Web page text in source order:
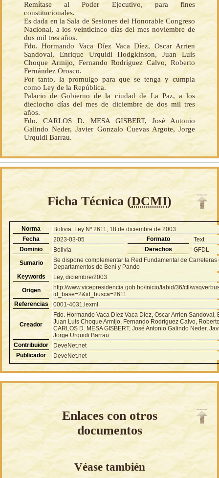
Remítase al Poder Ejecutivo, para fines
constitucionales.
Es dada en la Sala de Sesiones del Honorable Congreso
Nacional, a los veinticinco días del mes noviembre de
dos mil tres años.
Fdo. Hormando Vaca Díez Vaca Díez, Oscar Arrien
Sandoval, Enrique Urquidi Hodgkinson, Juan Luis
Choque Armijo, Fernando Rodríguez Calvo, Roberto
Fernández Orosco.
Por tanto, la promulgo para que se tenga y cumpla
como Ley de la República.
Palacio de Gobierno de la ciudad de La Paz, a los
dieciocho días del mes de diciembre de dos mil tres
años.
Fdo. CARLOS D. MESA GISBERT, José Antonio
Galindo Neder, Javier Gonzalo Cuevas Argote, Jorge
Urquidi Barrau.
Ficha Técnica (DCMI)
Norma
Bolivia: Ley Nº 2611, 18 de diciembre de 2003
Fecha
2023-03-05 Formato
Text
Dominio
Bolivia Derechos
GFDL
Sumario
Se dispone complementar la Red Fundamental de
Departamentos de Beni y Pando
Keywords
Ley, diciembre/2003
Origen
http://www.vicepresidencia.gob.bo/Inicio/tabid/36/ctl/
id_base=2&id_busca=2611
Referencias
0001-4031.lexml
Creador
Fdo. Hormando Vaca Díez Vaca Díez, Oscar Arrien
Juan Luis Choque Armijo, Fernando Rodríguez Calvo,
CARLOS D. MESA GISBERT, José Antonio Galindo Neder,
Jorge Urquidi Barrau.
Contribuidor
DeveNet.net
Publicador
DeveNet.net
Enlaces con otros
documentos
Véase también